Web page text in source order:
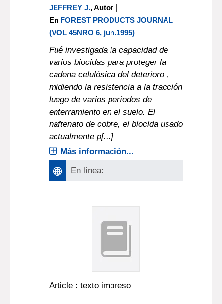
JEFFREY J., Autor |
En FOREST PRODUCTS JOURNAL
(VOL 45NRO 6, jun.1995)
Fué investigada la capacidad de
varios biocidas para proteger la
cadena celulósica del deterioro ,
midiendo la resistencia a la tracción
luego de varios períodos de
enterramiento en el suelo. El
naftenato de cobre, el biocida usado
actualmente p[...]
Más información...
En línea:
Article : texto impreso